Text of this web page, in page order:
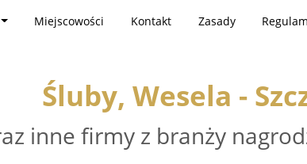
Miejscowości Kontakt Zasady
Śluby, Wesela -
inne firmy z branży